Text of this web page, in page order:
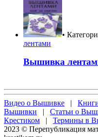
•
лентами
Вышивка
Видео о Вышивке |
Вышивки | Статьи о
Крестиком | Термины в
2023 © Перепубликация